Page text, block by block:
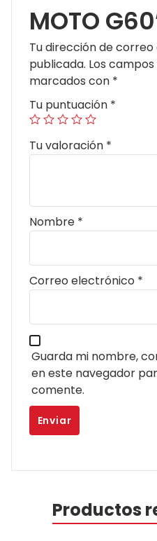
MOTO
Tu dirección de
publicada. Los
marcados con *
Tu puntuación *
Tu valoración *
Nombre *
Correo electrónico *
Guarda mi nombre,
en este navegador
comente.
Productos